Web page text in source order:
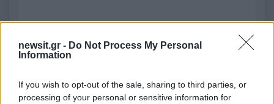
newsit.gr - Do Not Process My Personal
Information
If you wish to opt-out of the sale, sharing to third parties, or
processing of your personal or sensitive information for
2000 /2000
Όροι Χρήσης. Το site προστατεύεται από reCAPTCHA, ισχύουν
Πολιτική Απορρήτου &Όροι Χρήσηςτης Google.